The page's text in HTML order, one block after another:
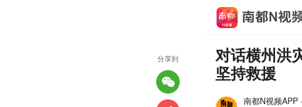
对话横州洪
坚持救援
南都N视频APP
分享到